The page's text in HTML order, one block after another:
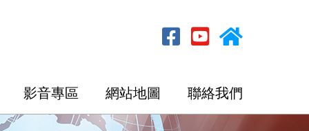
影音專區 網站地圖 聯絡我們